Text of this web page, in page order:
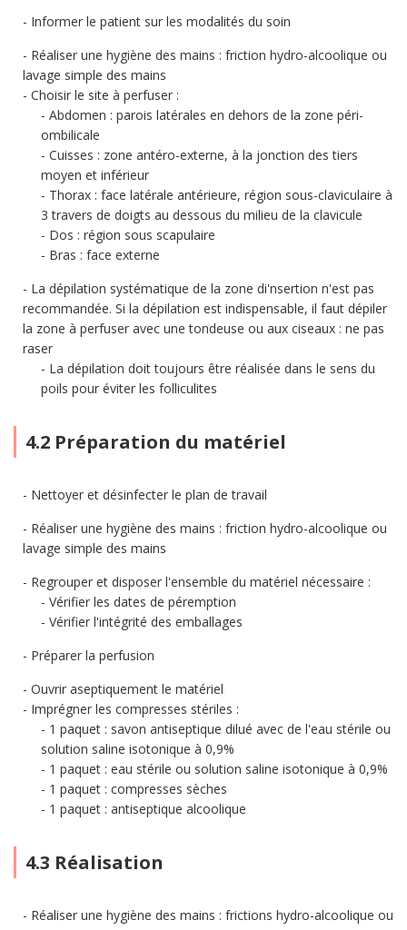
Informer le patient sur les modalités du soin
Réaliser une hygiène des mains : friction hydro-alcoolique ou
lavage simple des mains
Choisir le site à perfuser :
Abdomen : parois latérales en dehors de la zone péri-
ombilicale
Cuisses : zone antéro-externe, à la jonction des tiers
moyen et inférieur
Thorax : face latérale antérieure, région sous-claviculaire à
3 travers de doigts au dessous du milieu de la clavicule
Dos : région sous scapulaire
Bras : face externe
La dépilation systématique de la zone di'nsertion n'est pas
recommandée. Si la dépilation est indispensable, il faut dépiler
la zone à perfuser avec une tondeuse ou aux ciseaux : ne pas
raser
La dépilation doit toujours être réalisée dans le sens du
poils pour éviter les folliculites
4.2 Préparation du matériel
Nettoyer et désinfecter le plan de travail
Réaliser une hygiène des mains : friction hydro-alcoolique ou
lavage simple des mains
Regrouper et disposer l'ensemble du matériel nécessaire :
Vérifier les dates de péremption
Vérifier l'intégrité des emballages
Préparer la perfusion
Ouvrir aseptiquement le matériel
Imprégner les compresses stériles :
1 paquet : savon antiseptique dilué avec de l'eau stérile ou
solution saline isotonique à 0,9%
1 paquet : eau stérile ou solution saline isotonique à 0,9%
1 paquet : compresses sèches
1 paquet : antiseptique alcoolique
4.3 Réalisation
Réaliser une hygiène des mains : frictions hydro-alcoolique ou